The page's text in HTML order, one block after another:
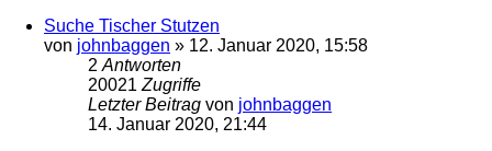
Suche Tischer Stutzen
von johnbaggen » 12. Januar 2020, 15:58
2 Antworten
20021 Zugriffe
Letzter Beitrag von johnbaggen
14. Januar 2020, 21:44